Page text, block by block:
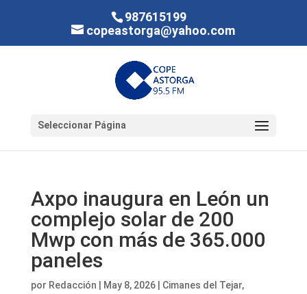
987615199
copeastorga@yahoo.com
Seleccionar Página
Axpo inaugura en León un
complejo solar de 200
Mwp con más de 365.000
paneles
por Redacción May 8, 2026| Cimanes del Tejar,